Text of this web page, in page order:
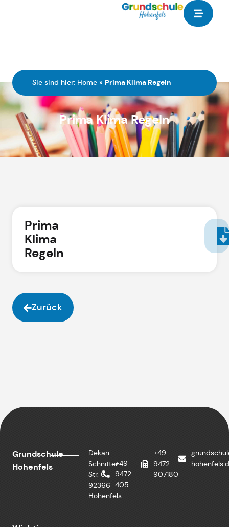
Sie sind hier: Home » Prima Klima Regeln
Prima Klima Regeln
Prima
Klima
Regeln
Zurück
Grundschule
Hohenfels
Dekan-
Schnitter-
Str. 6
92366
Hohenfels
+49
9472
405
+49
9472
907180